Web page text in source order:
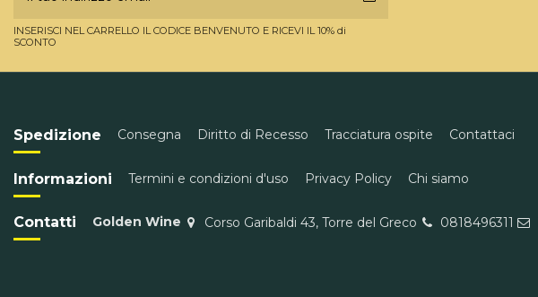
INSERISCI NEL CARRELLO IL CODICE BENVENUTO E RICEVI IL 10% di
SCONTO
Spedizione Consegna Diritto di Recesso Tracciatura ospite Contattaci
Informazioni Termini e condizioni d'uso Privacy Policy Chi siamo
Contatti Golden Wine Corso Garibaldi 43, Torre del Greco 0818496311